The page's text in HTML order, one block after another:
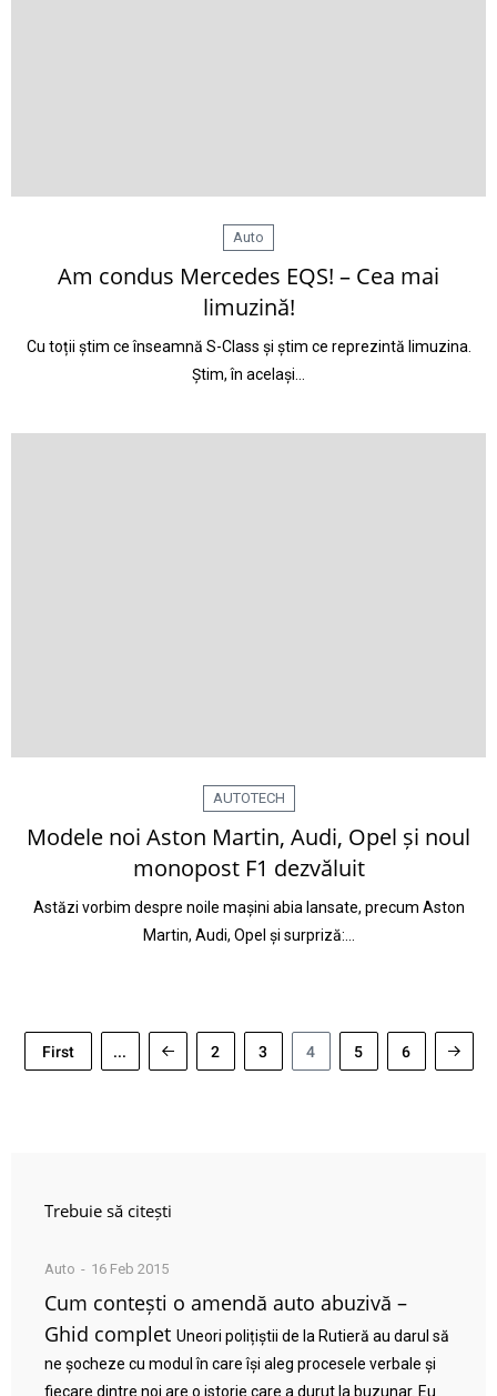
Auto
Am condus Mercedes EQS! – Cea mai
limuzină!
Cu toții știm ce înseamnă S-Class și știm ce reprezintă limuzina.
Știm, în același…
AUTOTECH
Modele noi Aston Martin, Audi, Opel și noul
monopost F1 dezvăluit
Astăzi vorbim despre noile mașini abia lansate, precum Aston
Martin, Audi, Opel și surpriză:…
First ... 2 3 4 5 6
Trebuie să citești
Auto 16 Feb 2015
Cum contești o amendă auto abuzivă –
Ghid complet Uneori polițiștii de la Rutieră au darul să
ne șocheze cu modul în care își aleg procesele verbale și
fiecare dintre noi are o istorie care a durut la buzunar. Eu